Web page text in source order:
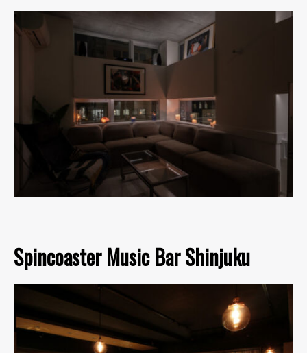
Spincoaster Music Bar Shinjuku